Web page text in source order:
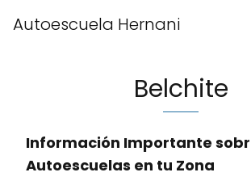
Autoescuela Hernani
Belchite
Información Importante
Autoescuelas en tu Zona